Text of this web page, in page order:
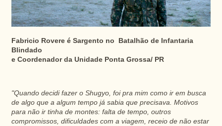
Fabricio Rovere é Sargento no Batalhão de Infantaria
Blindado
e Coordenador da Unidade Ponta Grossa/ PR
"Quando decidi fazer o Shugyo, foi pra mim como ir em busca
de algo que a algum tempo já sabia que precisava. Motivos
para não ir tinha de montes: falta de tempo, outros
compromissos, dificuldades com a viagem, receio de não estar